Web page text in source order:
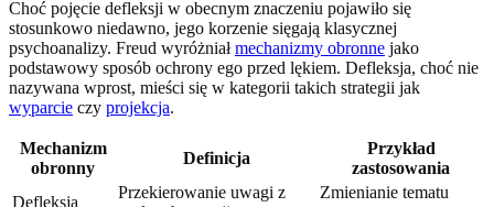
Choć pojęcie defleksji w obecnym znaczeniu pojawiło się
stosunkowo niedawno, jego korzenie sięgają klasycznej
psychoanalizy. Freud wyróżniałmechanizmy obronne jako
podstawowy sposób ochrony ego przed lękiem. Defleksja, choć nie
nazywana wprost, mieści się w kategorii takich strategii jak
wyparcie czy projekcja.
Mechanizm
obronny
Definicja
Przykład
zastosowania
Defleksja
Przekierowanie uwagi z
Zmienianie tematu